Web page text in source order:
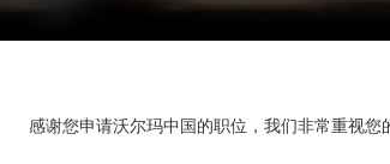
感谢您申请沃尔玛中国的职位，我们非常重视您